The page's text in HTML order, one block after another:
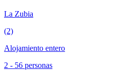
La Zubia
(2)
Alojamiento entero
2 - 56 personas